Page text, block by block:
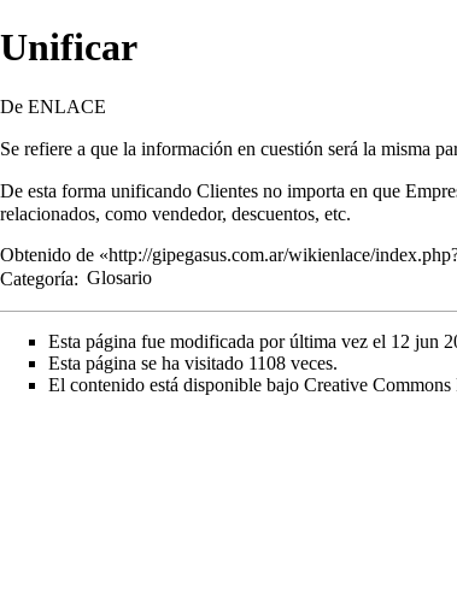
Unificar
De ENLACE
Se refiere a que la información en cuestión será la misma
De esta forma unificando Clientes no importa en que
relacionados, como vendedor, descuentos, etc.
Obtenido de «http://gipegasus.com.ar/wikienlace/
Categoría: Glosario
Esta página fue modificada por última vez el 12 jun
Esta página se ha visitado 1108 veces.
El contenido está disponible bajo Creative